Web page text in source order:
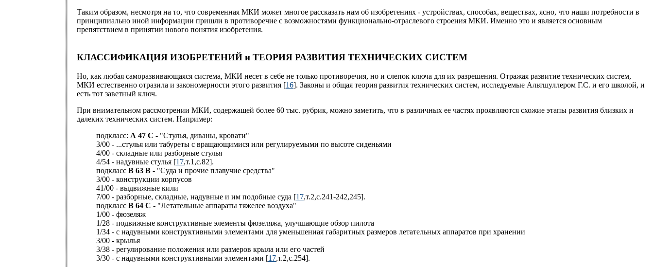
Таким образом, несмотря на то, что современная МКИ может многое рассказать нам об изобретениях - устройствах, способах, веществах, ясно, что наши потребности в
принципиально иной информации пришли в противоречие с возможностями функционально-отраслевого строения МКИ. Именно это и является основным
препятствием в принятии нового понятия изобретения.
КЛАССИФИКАЦИЯ ИЗОБРЕТЕНИЙ и ТЕОРИЯ РАЗВИТИЯ ТЕХНИЧЕСКИХ СИСТЕМ
Но, как любая саморазвивающаяся система, МКИ несет в себе не только противоречия, но и слепок ключа для их разрешения. Отражая развитие технических систем,
МКИ естественно отразила и закономерности этого развития [16]. Законы и общая теория развития технических систем, исследуемые Альтшуллером Г.С. и его школой, и
есть тот заветный ключ.
При внимательном рассмотрении МКИ, содержащей более 60 тыс. рубрик, можно заметить, что в различных ее частях проявляются схожие этапы развития близких и
далеких технических систем. Например:
подкласс: А 47 С - "Стулья, диваны, кровати"
3/00 - ...стулья или табуреты с вращающимися или регулируемыми по высоте сиденьями
4/00 - складные или разборные стулья
4/54 - надувные стулья [17,т.1,с.82].
подкласс В 63 В - "Суда и прочие плавучие средства"
3/00 - конструкции корпусов
41/00 - выдвижные кили
7/00 - разборные, складные, надувные и им подобные суда [17,т.2,с.241-242,245].
подкласс В 64 С - "Летательные аппараты тяжелее воздуха"
1/00 - фюзеляж
1/28 - подвижные конструктивные элементы фюзеляжа, улучшающие обзор пилота
1/34 - с надувными конструктивными элементами для уменьшениая габаритных размеров летательных аппаратов при хранении
3/00 - крылья
3/38 - регулирование положения или размеров крыла или его частей
3/30 - с надувными конструктивными элементами [17,т.2,с.254].